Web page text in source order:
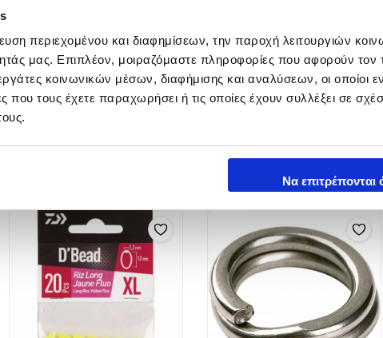
περιεχομένου και διαφημίσεων, την παροχή λειτουργιών
μας. Επιπλέον, μοιραζόμαστε πληροφορίες που αφορούν
κοινωνικών μέσων, διαφήμισης και αναλύσεων, οι οποίοι
τους έχετε παραχωρήσει ή τις οποίες έχουν συλλέξει σε
Να επιτρέπονται
των δολωμάτων μας τόσο σε ψαρέματα τύπου castingόσο
το κατάλληλο μέγεθος αναλόγως το δόλωμά μας.